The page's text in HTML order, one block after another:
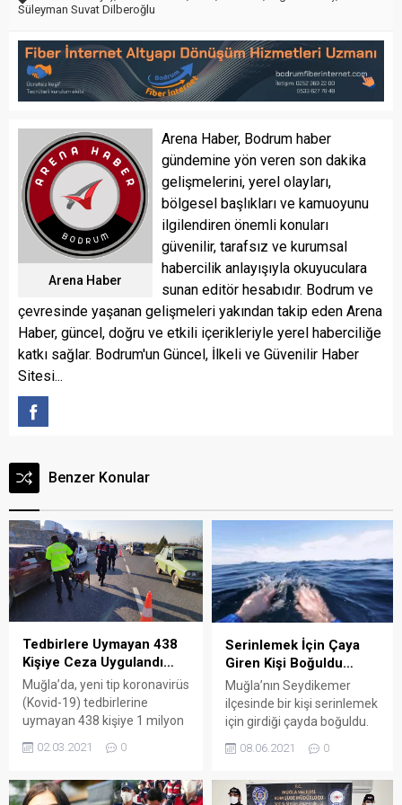
Süleyman Suvat Dilberoğlu
Arena Haber
Arena Haber, Bodrum haber
gündemine yön veren son dakika
gelişmelerini, yerel olayları,
bölgesel başlıkları ve kamuoyunu
ilgilendiren önemli konuları
güvenilir, tarafsız ve kurumsal
habercilik anlayışıyla okuyuculara
sunan editör hesabıdır. Bodrum ve
çevresinde yaşanan gelişmeleri yakından takip eden Arena
Haber, güncel, doğru ve etkili içerikleriyle yerel haberciliğe
katkı sağlar. Bodrum'un Güncel, İlkeli ve Güvenilir Haber
Sitesi...
Benzer Konular
Tedbirlere Uymayan 438
Kişiye Ceza Uygulandı…
Muğla’da, yeni tip koronavirüs
(Kovid-19) tedbirlerine
uymayan 438 kişiye 1 milyon
Arena Bodrum Haber – İl
Kovid-19 tedbirleri
02.03.2021 0
Serinlemek İçin Çaya
Giren Kişi Boğuldu…
Muğla’nın Seydikemer
ilçesinde bir kişi serinlemek
için girdiği çayda boğuldu.
Karadere Mahallesi’nde
İbrahim Kölemen (48), bir
08.06.2021 0